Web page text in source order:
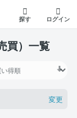
探す ログイン
買）一覧
変更